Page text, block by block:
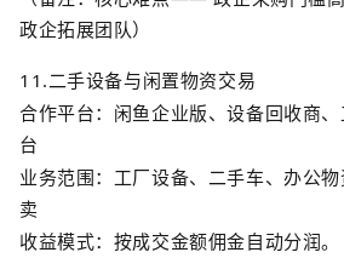
政企拓展团队）
11.二手设备与闲置物资交易
合作平台：闲鱼企业版、设备回收商
台
业务范围：工厂设备、二手车、办公
卖
收益模式：按成交金额佣金自动分润。